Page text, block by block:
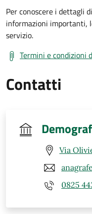
Per conoscere i dettagli
informazioni importanti,
servizio.
Termini e condizioni
Contatti
Via
0825